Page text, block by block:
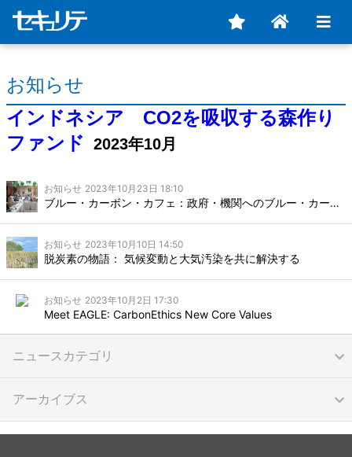
お知らせ
インドネシア CO2を吸収する森作り
ファンド
2023年10月
お知らせ 2023年10月23日 18:10
ブルー・カーボン・カフェ：政府・機関へのブルー・カーボン推進
お知らせ 2023年10月10日 14:50
脱炭素の物語： 気候変動と大気汚染を共に解決する
お知らせ 2023年10月2日 17:30
Meet EAGLE: CarbonEthics New Core Values
ニュースカテゴリ
アーカイブス